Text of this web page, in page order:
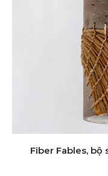
Fiber Fables, bộ